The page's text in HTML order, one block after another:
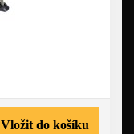
Vložit do košíku